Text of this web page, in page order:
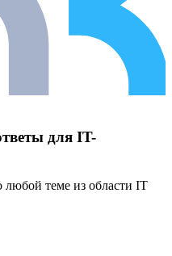
для IT-
теме из области IT